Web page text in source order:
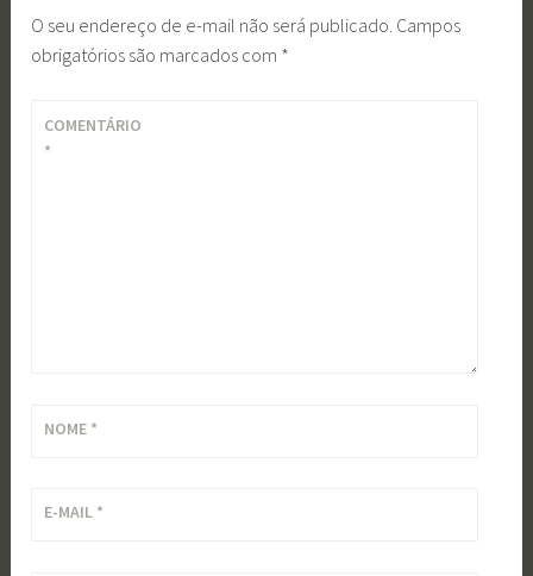
O seu endereço de e-mail não será publicado. Campos
obrigatórios são marcados com *
COMENTÁRIO
*
NOME *
E-MAIL *